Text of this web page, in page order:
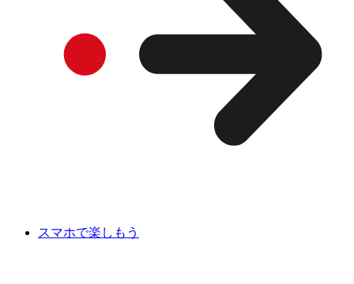
スマホで楽しもう